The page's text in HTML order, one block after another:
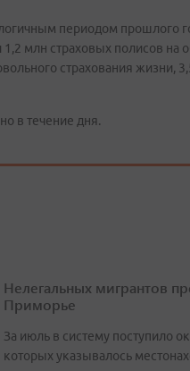
периодом прошлого
млн страховых полисов
страхования жизни,
в течение дня.
Нелегальных мигрантов
Приморье
За июль в систему поступило
которых указывалось